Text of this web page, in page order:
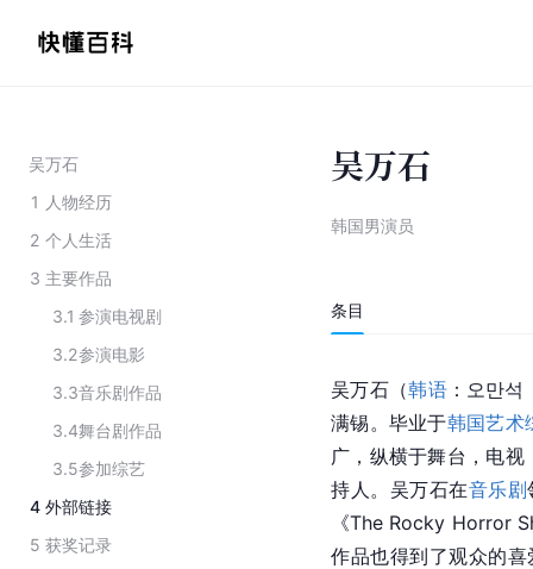
吴万石
1 人物经历
2 个人生活
3 主要作品
3.1 参演电视剧
3.2参演电影
3.3音乐剧作品
3.4舞台剧作品
3.5参加综艺
4 外部链接
5 获奖记录
吴万石
韩国男演员
条目
吴万石（韩语 ：오만
满锡。毕业于韩国艺术
广，纵横于舞台，电
持人。吴万石在音乐剧
《The Rocky Horror
作品也得到了观众的喜